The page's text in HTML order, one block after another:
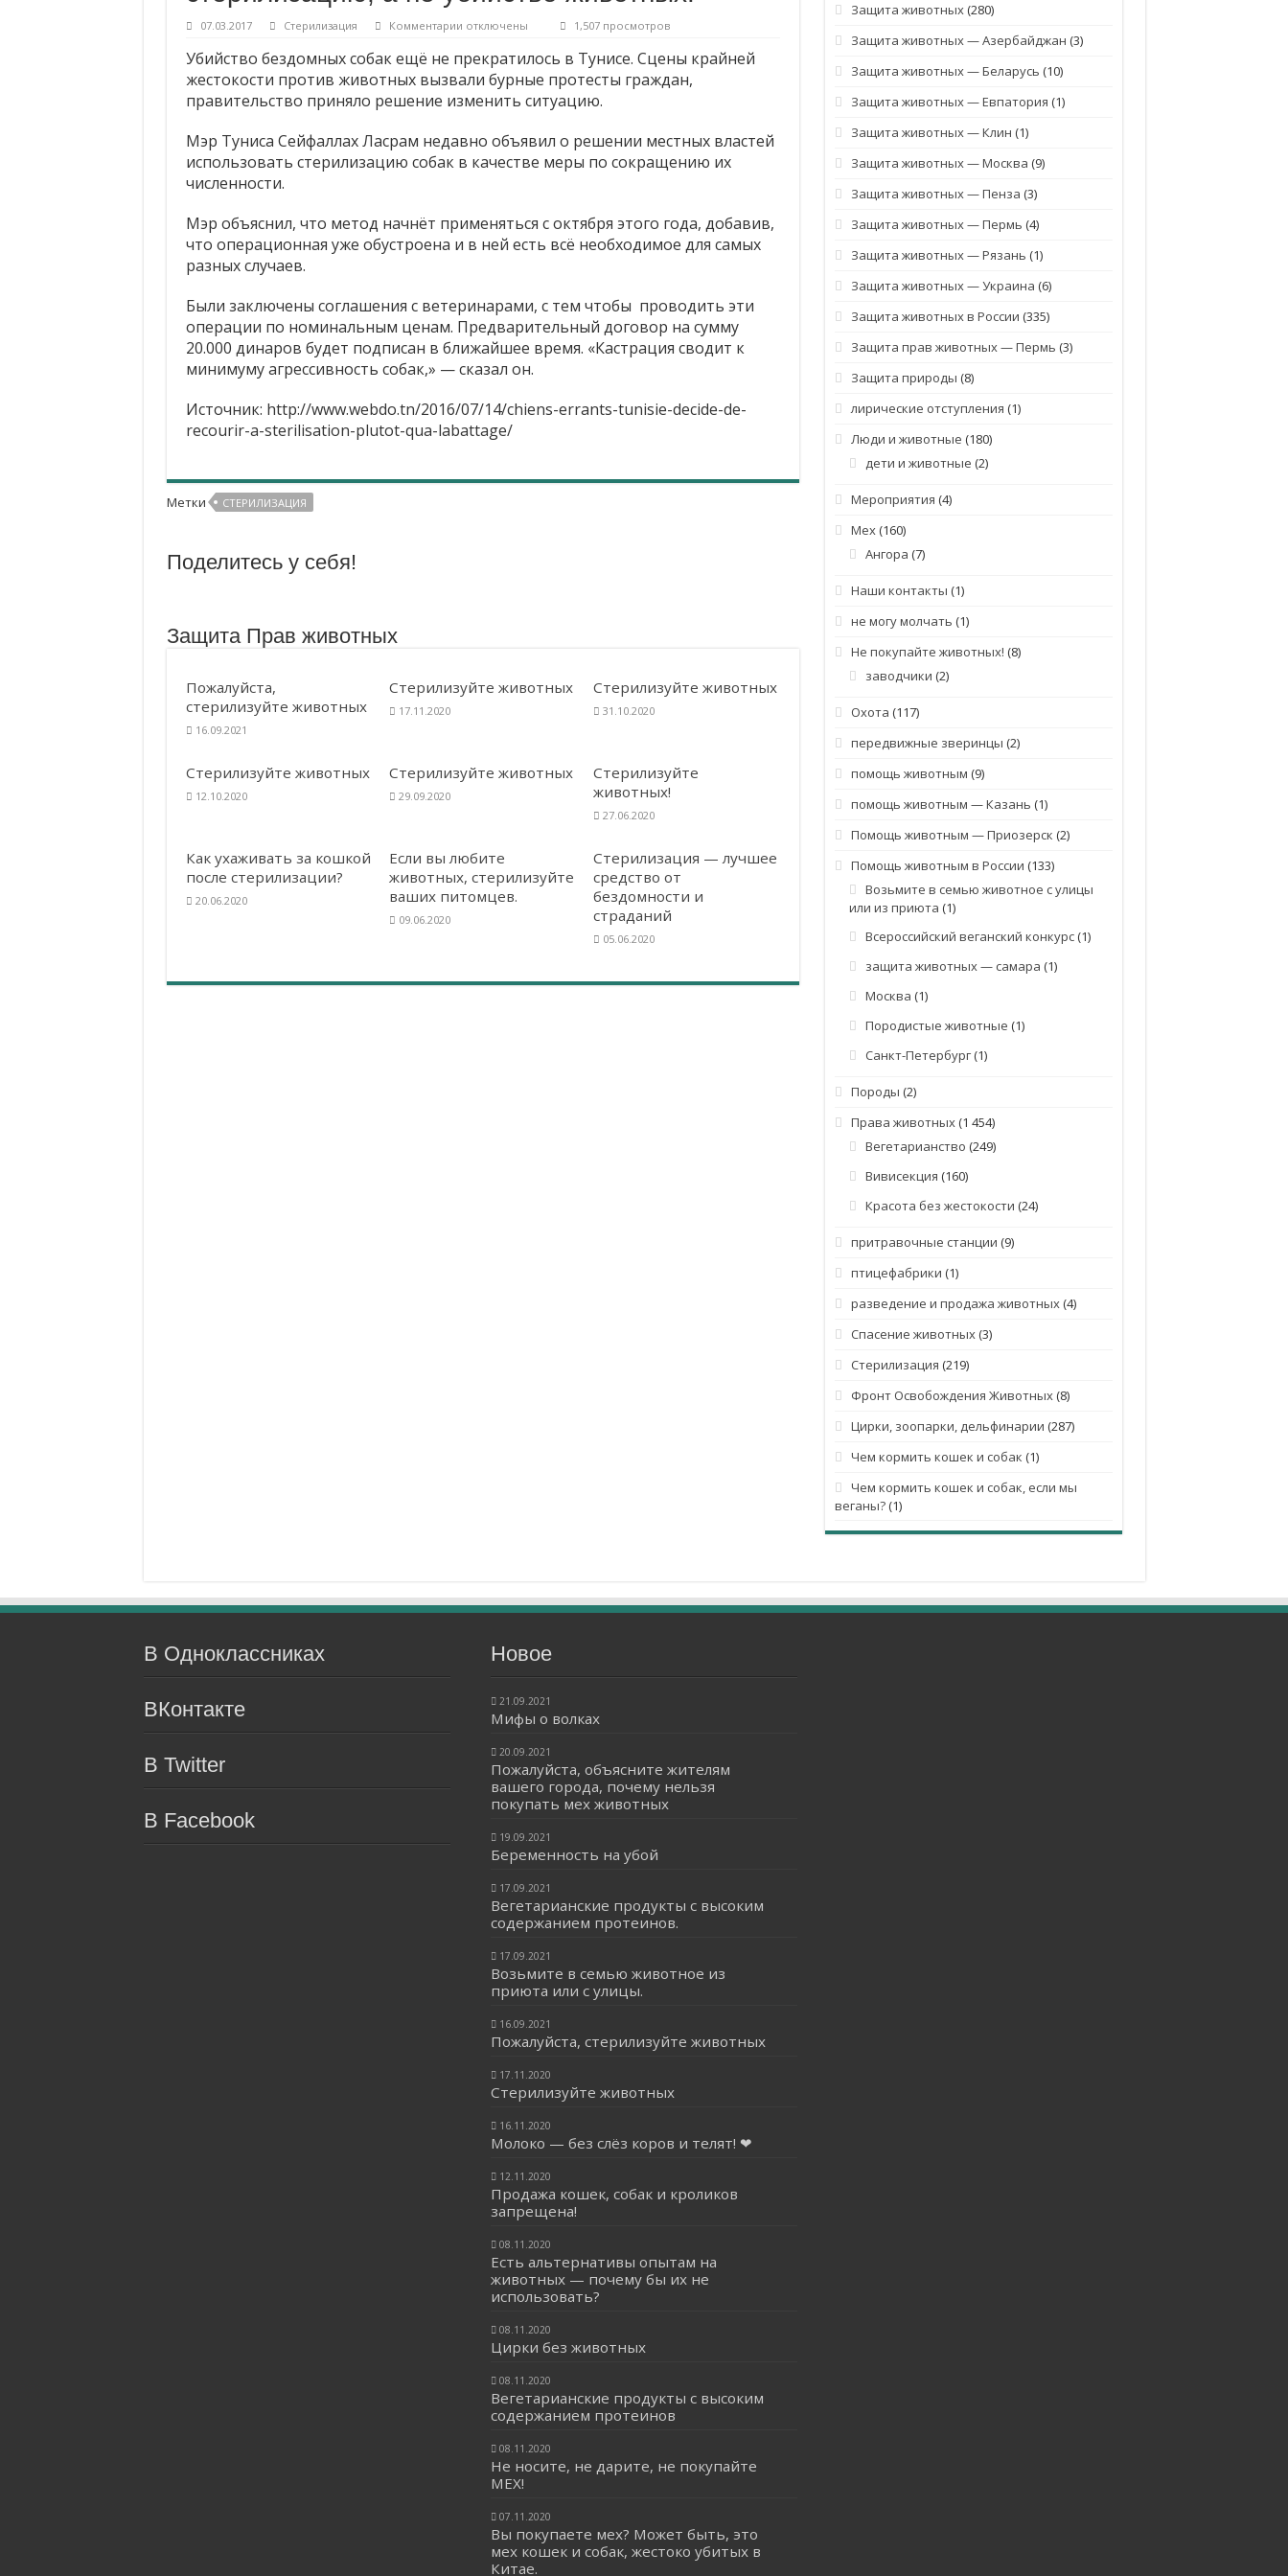
Молоко — без слёз коров и телят! ❤
Продажа кошек, собак и кроликов запрещена!
Есть альтернативы опытам на животных — почему бы их не использовать?
07.03.2017 Стерилизация Комментарии к
Бездомные
собаки:
Тунис
выбирает
стерилизацию,
не
животных!
отключены 1,507 просмотров
Убийство бездомных собак ещё не прекратилось в Тунисе. Сцены крайней
жестокости против животных вызвали бурные протесты граждан,
правительство приняло решение изменить ситуацию.
Мэр Туниса Сейфаллах Ласрам недавно объявил о решении местных властей
использовать стерилизацию собак в качестве меры по сокращению их
численности.
Мэр объяснил, что метод начнёт применяться с октября этого года, добавив,
что операционная уже обустроена и в ней есть всё необходимое для самых
разных случаев.
Были заключены соглашения с ветеринарами, с тем чтобы проводить эти
операции по номинальным ценам. Предварительный договор на сумму
20.000 динаров будет подписан в ближайшее время. «Кастрация сводит к
минимуму агрессивность собак,» — сказал он.
Источник: http://www.webdo.tn/2016/07/14/chiens-errants-tunisie-decide-de-
recourir-a-sterilisation-plutot-qua-labattage/
Метки СТЕРИЛИЗАЦИЯ
Поделитесь у себя!
Защита Прав животных
Пожалуйста,
стерилизуйте животных
16.09.2021
Стерилизуйте животных
17.11.2020
Стерилизуйте животных
31.10.2020
Стерилизуйте животных
12.10.2020
Стерилизуйте животных
29.09.2020
Стерилизуйте
животных!
27.06.2020
Как ухаживать за кошкой
после стерилизации?
20.06.2020
Если вы любите
животных, стерилизуйте
ваших питомцев.
09.06.2020
Стерилизация — лучшее
средство от
бездомности и
страданий
05.06.2020
Защита животных(280)
Защита животных — Азербайджан (3)
Защита животных — Беларусь (10)
Защита животных — Евпатория (1)
Защита животных — Клин (1)
Защита животных — Москва (9)
Защита животных — Пенза (3)
Защита животных — Пермь (4)
Защита животных — Рязань (1)
Защита животных — Украина (6)
Защита животных в России (335)
Защита прав животных — Пермь (3)
Защита природы (8)
лирические отступления (1)
Люди и животные (180)
дети и животные (2)
Мероприятия (4)
Мех(160)
Ангора (7)
Наши контакты (1)
не могу молчать (1)
Не покупайте животных! (8)
заводчики (2)
Охота (117)
передвижные зверинцы (2)
помощь животным (9)
помощь животным — Казань (1)
Помощь животным — Приозерск (2)
Помощь животным в России (133)
Возьмите в семью животное с улицы
или из приюта (1)
Всероссийский веганский конкурс(1)
защита животных — самара (1)
Москва (1)
Породистые животные (1)
Санкт-Петербург(1)
Породы (2)
Права животных(1 454)
Вегетарианство (249)
Вивисекция (160)
Красота без жестокости (24)
притравочные станции (9)
птицефабрики (1)
разведение и продажа животных(4)
Спасение животных(3)
Стерилизация (219)
Фронт Освобождения Животных(8)
Цирки, зоопарки, дельфинарии (287)
Чем кормить кошек и собак (1)
Чем кормить кошек и собак, если мы
веганы?(1)
В Одноклассниках
ВКонтакте
В Twitter
В Facebook
Новое
21.09.2021
Мифы о волках
20.09.2021
Пожалуйста, объясните жителям
вашего города, почему нельзя
покупать мех животных
19.09.2021
Беременность на убой
17.09.2021
Вегетарианские продукты с высоким
содержанием протеинов.
17.09.2021
Возьмите в семью животное из
приюта или с улицы.
16.09.2021
Пожалуйста, стерилизуйте животных
17.11.2020
Стерилизуйте животных
16.11.2020
Молоко — без слёз коров и телят! ❤
12.11.2020
Продажа кошек, собак и кроликов
запрещена!
08.11.2020
Есть альтернативы опытам на
животных — почему бы их не
использовать?
08.11.2020
Цирки без животных
08.11.2020
Вегетарианские продукты с высоким
содержанием протеинов
08.11.2020
Не носите, не дарите, не покупайте
МЕХ!
07.11.2020
Вы покупаете мех? Может быть, это
мех кошек и собак, жестоко убитых в
Китае.